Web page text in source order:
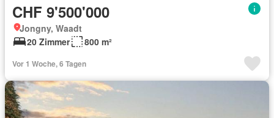
CHF 9'500'000
Jongny, Waadt
20 Zimmer
800 m²
Vor 1 Woche, 6 Tagen